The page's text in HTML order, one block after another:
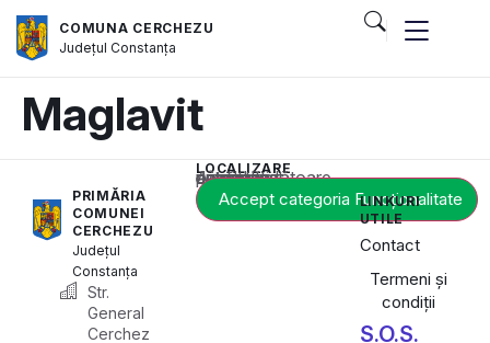
COMUNA CERCHEZU
JudețulConstanța
Maglavit
PRIMĂRIA
COMUNEI
CERCHEZU
Județul
Constanța
Str.
General
Cerchez
LOCALIZARE
Acest conținut este blocat până când acceptați categoria corespunzătoare de cookie-uri.
Accept categoria Funcționalitate
LINKURI
UTILE
Contact
Termeni și
condiții
S.O.S.